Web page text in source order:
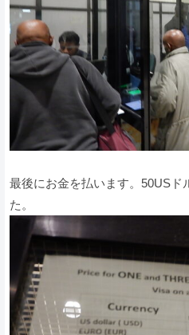
最後にお金を払います。50USド
た。